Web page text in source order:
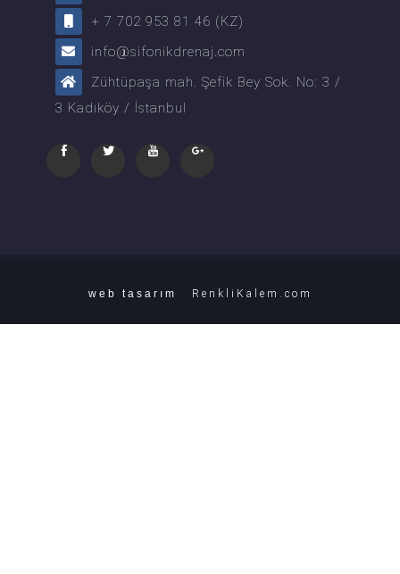
+ 7 702 953 81 46 (KZ)
info@sifonikdrenaj.com
Zühtüpaşa mah. Şefik Bey Sok. No: 3 /
3 Kadıköy / İstanbul
web tasarım RenkliKalem.com